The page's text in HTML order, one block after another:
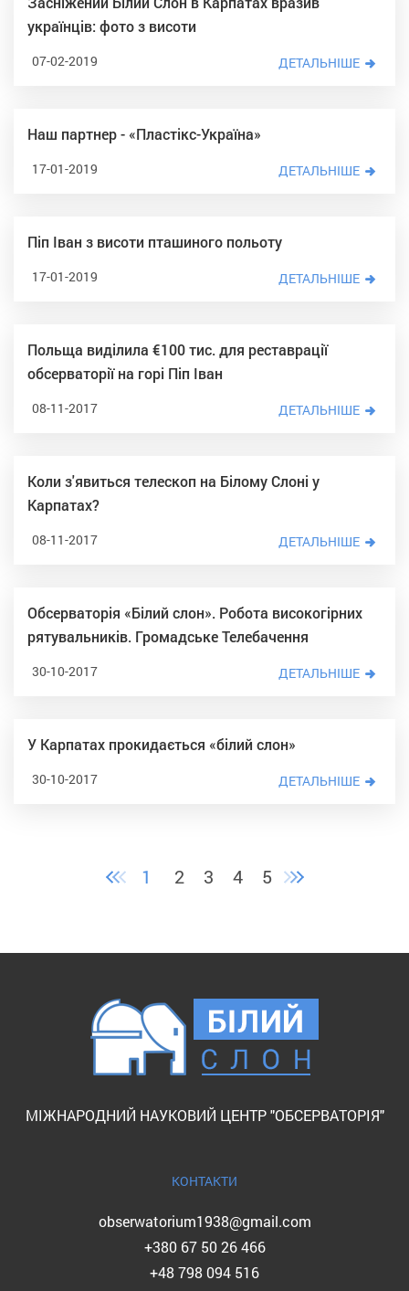
українців: фото з висоти
07-02-2019 ДЕТАЛЬНІШЕ
Наш партнер - «Пластікс-Україна»
17-01-2019 ДЕТАЛЬНІШЕ
Піп Іван з висоти пташиного польоту
17-01-2019 ДЕТАЛЬНІШЕ
Польща виділила €100 тис. для реставрації
обсерваторії на горі Піп Іван
08-11-2017 ДЕТАЛЬНІШЕ
Коли з'явиться телескоп на Білому Слоні у
Карпатах?
08-11-2017 ДЕТАЛЬНІШЕ
Обсерваторія «Білий слон». Робота високогірних
рятувальників. Громадське Телебачення
30-10-2017 ДЕТАЛЬНІШЕ
У Карпатах прокидається «білий слон»
30-10-2017 ДЕТАЛЬНІШЕ
1 2 3 4 5
МІЖНАРОДНИЙ НАУКОВИЙ ЦЕНТР "ОБСЕРВАТОРІЯ"
КОНТАКТИ
obserwatorium1938@gmail.com
+380 67 50 26 466
+48 798 094 516